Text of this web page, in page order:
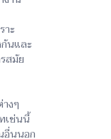
ะ
นและ
สมัย
งๆ
เช่นนี้
อื่นนอก